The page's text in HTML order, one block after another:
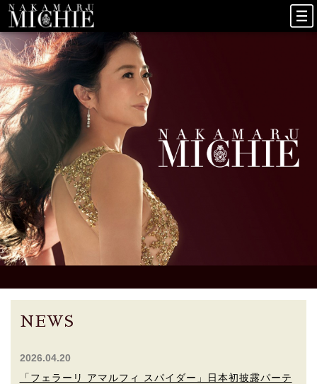
NEWS
2026.04.20
「フェラーリ アマルフィ スパイダー」日本初披露パーテ